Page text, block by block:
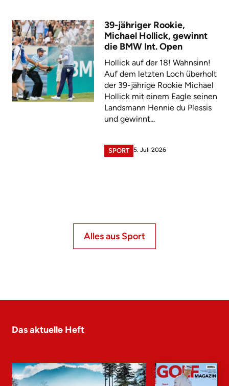
39-jähriger Rookie,
Michael Hollick, gewinnt
die BMW Int. Open
Hollick auf der 18! Wahnsinn!
Auf dem letzten Loch überholt
der 39-jährige Rookie Michael
Hollick mit einem Eagle seinen
Landsmann Hennie du Plessis
und gewinnt...
SPORT 5. Juli 2026
Alles aus Sport
Das aktuelle Heft